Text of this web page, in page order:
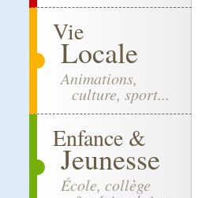
Vie
Locale
Animations,
culture, sport...
Enfance &
Jeunesse
École, collège